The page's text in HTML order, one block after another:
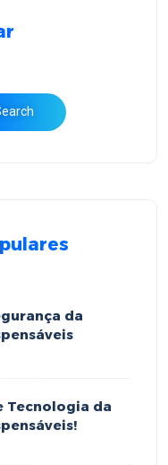
da
Tecnologia da